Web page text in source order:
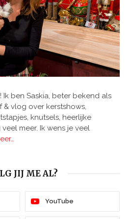
ben Saskia, beter bekend als
& vlog over kerstshows,
knutsels, heerlijke
meer. Ik wens je veel
JIJ ME AL?
YouTube